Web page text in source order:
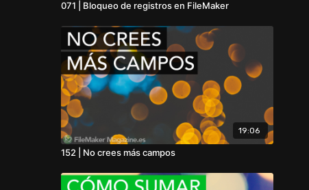
071 | Bloqueo de registros en FileMaker
19:06
152 | No crees más campos